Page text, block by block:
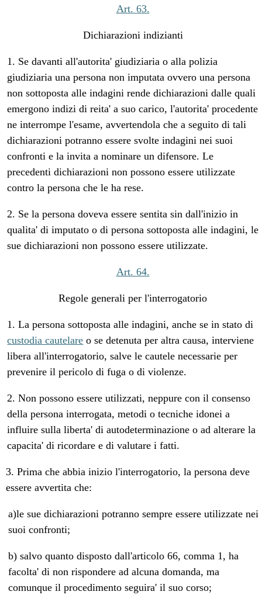
Art. 63.
Dichiarazioni indizianti
1. Se davanti all'autorita' giudiziaria o alla polizia
giudiziaria una persona non imputata ovvero una persona
non sottoposta alle indagini rende dichiarazioni dalle quali
emergono indizi di reita' a suo carico, l'autorita' procedente
ne interrompe l'esame, avvertendola che a seguito di tali
dichiarazioni potranno essere svolte indagini nei suoi
confronti e la invita a nominare un difensore. Le
precedenti dichiarazioni non possono essere utilizzate
contro la persona che le ha rese.
2. Se la persona doveva essere sentita sin dall'inizio in
qualita' di imputato o di persona sottoposta alle indagini, le
sue dichiarazioni non possono essere utilizzate.
Art. 64.
Regole generali per l'interrogatorio
1. La persona sottoposta alle indagini, anche se in stato di
custodia cautelare o se detenuta per altra causa, interviene
libera all'interrogatorio, salve le cautele necessarie per
prevenire il pericolo di fuga o di violenze.
2. Non possono essere utilizzati, neppure con il consenso
della persona interrogata, metodi o tecniche idonei a
influire sulla liberta' di autodeterminazione o ad alterare la
capacita' di ricordare e di valutare i fatti.
3. Prima che abbia inizio l'interrogatorio, la persona deve
essere avvertita che:
a)le sue dichiarazioni potranno sempre essere utilizzate nei
suoi confronti;
b) salvo quanto disposto dall'articolo 66, comma 1, ha
facolta' di non rispondere ad alcuna domanda, ma
comunque il procedimento seguira' il suo corso;